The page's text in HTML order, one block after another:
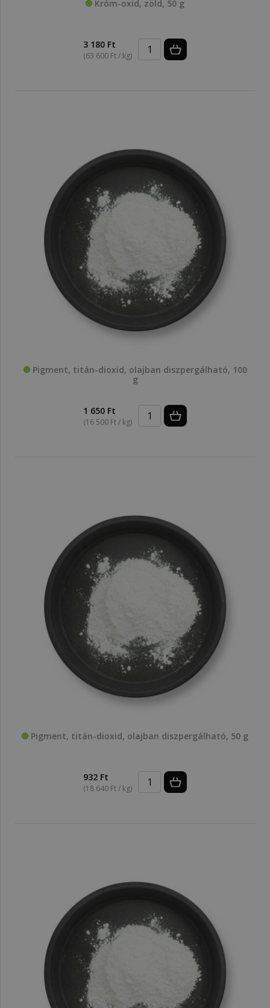
Króm-oxid, zöld, 50 g
3 180 Ft
(63 600 Ft / kg)
Pigment, titán-dioxid, olajban diszpergálható, 100
g
1 650 Ft
(16 500 Ft / kg)
Pigment, titán-dioxid, olajban diszpergálható, 50 g
932 Ft
(18 640 Ft / kg)